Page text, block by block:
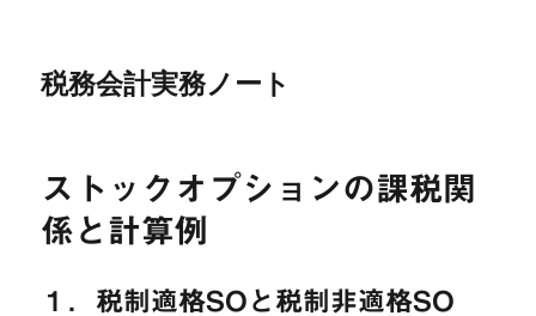
税務会計実務ノート
ストックオプションの課税関
係と計算例
１．税制適格SOと税制非適格SO